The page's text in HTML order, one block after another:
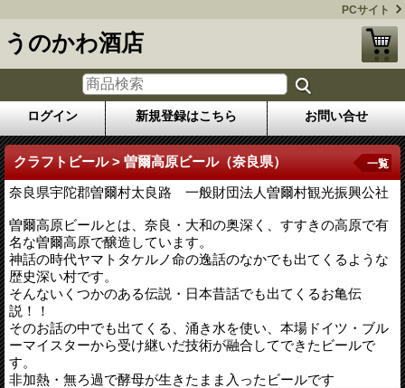
PCサイト
うのかわ酒店
ログイン 新規登録はこちら お問い合せ
クラフトビール > 曽爾高原ビール（奈良県）
奈良県宇陀郡曽爾村太良路 一般財団法人曽爾村観光振興公社
曽爾高原ビールとは、奈良・大和の奥深く、すすきの高原で有
名な曽爾高原で醸造しています。
神話の時代ヤマトタケルノ命の逸話のなかでも出てくるような
歴史深い村です。
そんないくつかのある伝説・日本昔話でも出てくるお亀伝
説！！
そのお話の中でも出てくる、涌き水を使い、本場ドイツ・ブル
ーマイスターから受け継いだ技術が融合してできたビールで
す。
非加熱・無ろ過で酵母が生きたまま入ったビールです
一覧